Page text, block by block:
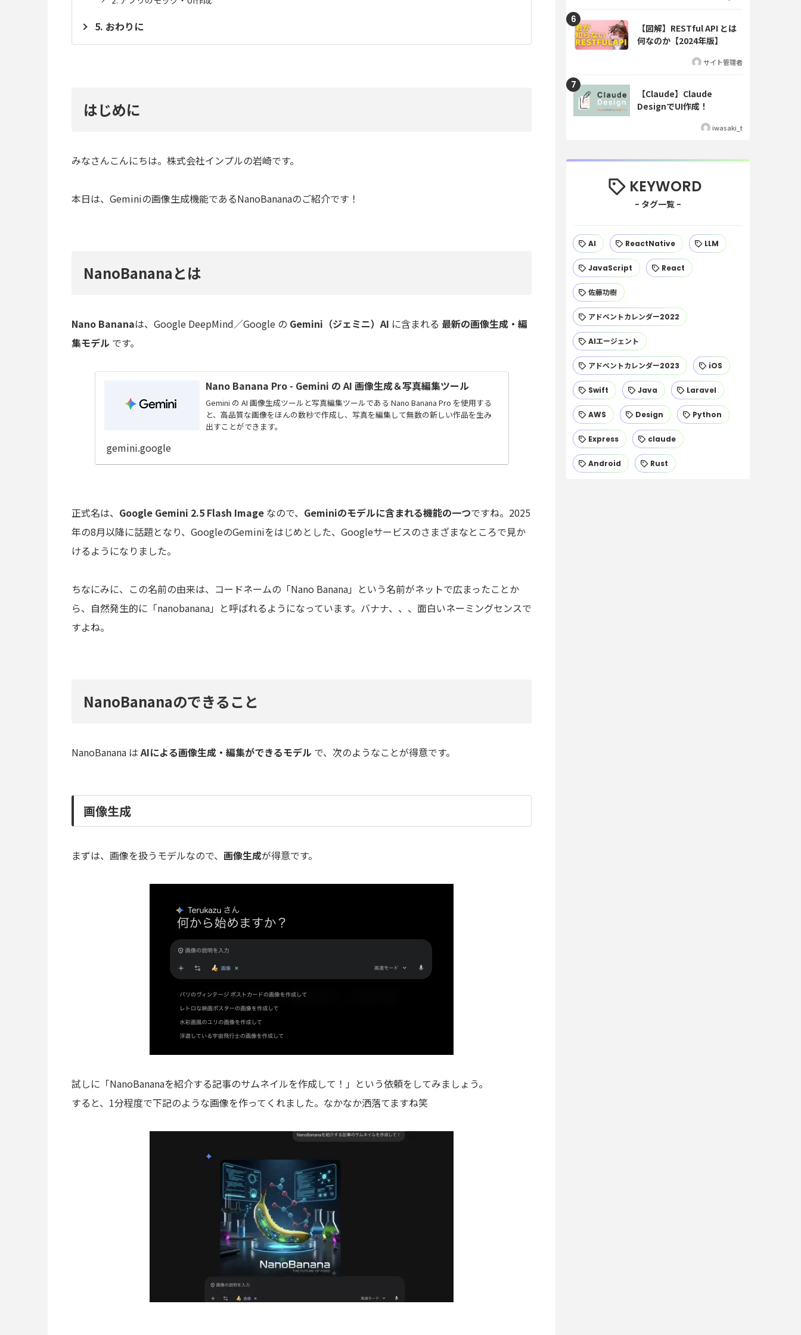
おわりに
はじめに
みなさんこんにちは。株式会社インプルの岩崎です。
本日は、Geminiの画像生成機能であるNanoBananaのご紹介です！
NanoBananaとは
Nano Bananaは、Google DeepMind／Google の Gemini（ジェミニ）AI に含まれる 最新の画像生成・編
集モデル です。
Nano Banana Pro - Gemini の AI 画像生成＆写真編集ツール
Gemini の AI 画像生成ツールと写真編集ツールである Nano Banana Pro を使用する
と、高品質な画像をほんの数秒で作成し、写真を編集して無数の新しい作品を生み
出すことができます。
gemini.google
正式名は、 Google Gemini 2.5 Flash Image なので、 Geminiのモデルに含まれる機能の一つですね。2025
年の8月以降に話題となり、GoogleのGeminiをはじめとした、Googleサービスのさまざまなところで見か
けるようになりました。
ちなにみに、この名前の由来は、コードネームの「Nano Banana」という名前がネットで広まったことか
ら、自然発生的に「nanobanana」と呼ばれるようになっています。バナナ、、、面白いネーミングセンスで
すよね。
NanoBananaのできること
NanoBanana はAIによる画像生成・編集ができるモデル で、次のようなことが得意です。
画像生成
まずは、画像を扱うモデルなので、 画像生成が得意です。
試しに「NanoBananaを紹介する記事のサムネイルを作成して！」という依頼をしてみましょう。
すると、1分程度で下記のような画像を作ってくれました。なかなか洒落てますね笑
【図解】RESTful API とは
何なのか【2024年版】
サイト管理者
【Claude】Claude
DesignでUI作成！
iwasaki_t
KEYWORD
AI ReactNative LLM
JavaScript React
佐藤功樹
アドベントカレンダー2022
AIエージェント
アドベントカレンダー2023 iOS
Swift Java Laravel
AWS Design Python
Express claude
Android Rust